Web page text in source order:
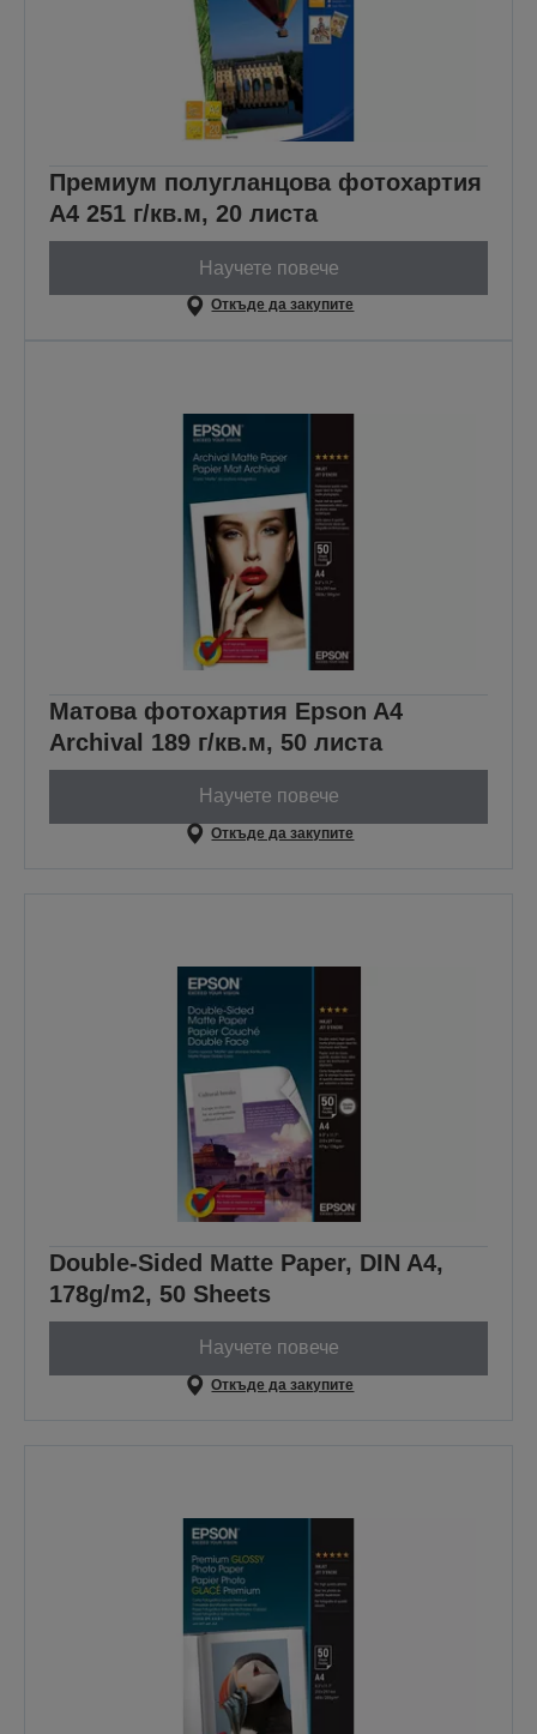
Премиум полугланцова фотохартия
A4 251 г/кв.м, 20 листа
Научете повече
Откъде да закупите
Матова фотохартия Epson A4
Archival 189 г/кв.м, 50 листа
Научете повече
Откъде да закупите
Double-Sided Matte Paper, DIN A4,
178g/m2, 50 Sheets
Научете повече
Откъде да закупите